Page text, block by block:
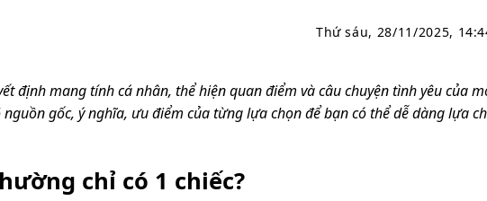
Thứ sáu, 28/11/2025,
định mang tính cá nhân, thể hiện quan điểm và câu chuyện tình yêu của
gốc, ý nghĩa, ưu điểm của từng lựa chọn để bạn có thể dễ dàng lựa
chỉ có 1 chiếc?